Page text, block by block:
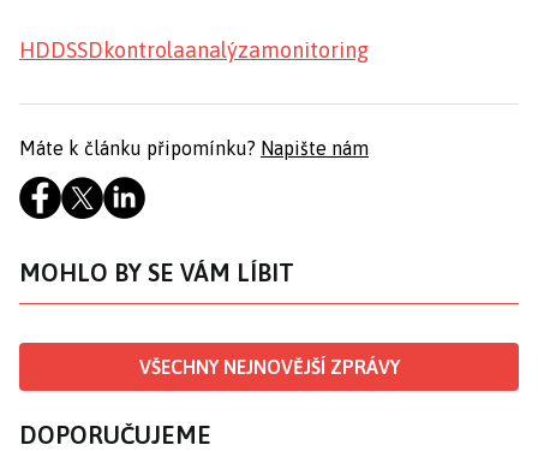
HDDSSDkontrolaanalýzamonitoring
Máte k článku připomínku? Napište nám
MOHLO BY SE VÁM LÍBIT
VŠECHNY NEJNOVĚJŠÍ ZPRÁVY
DOPORUČUJEME